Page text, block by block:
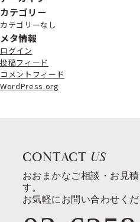
カテゴリー
カテゴリーなし
メタ情報
ログイン
投稿フィード
コメントフィード
WordPress.org
CONTACT US
おおまかなご相談・お見
す。
お気軽にお問い合わせくだ